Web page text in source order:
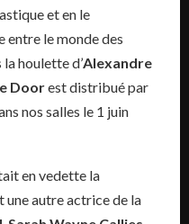
et en le
le monde des
houlette d’Alexandre
Doorest distribué par
nos salles le 1 juin
en vedette la
une autre actrice de la